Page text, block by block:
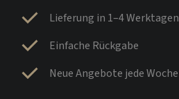
Lieferung in 1–4 Werktagen
Einfache Rückgabe
Neue Angebote jede Woche